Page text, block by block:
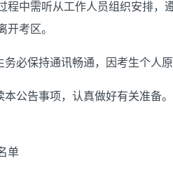
程中需听从工作人员组织安排，
开考区。
务必保持通讯畅通，因考生个人
本公告事项，认真做好有关准备
单